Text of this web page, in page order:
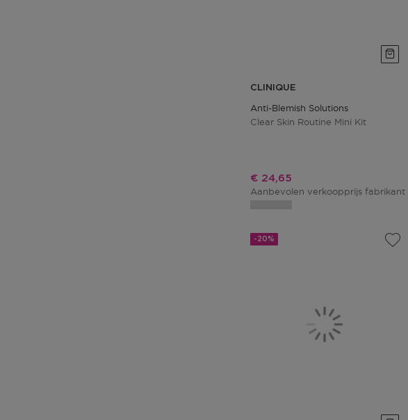
CLINIQUE
Anti-Blemish Solutions
Clear Skin Routine Mini Kit
Kortingsprijs
€ 24,65
Aanbevolen verkoopprijs fabrikant
-20%